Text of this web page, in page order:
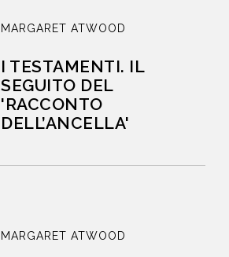
MARGARET ATWOOD
I TESTAMENTI. IL
SEGUITO DEL
'RACCONTO
DELL’ANCELLA'
MARGARET ATWOOD